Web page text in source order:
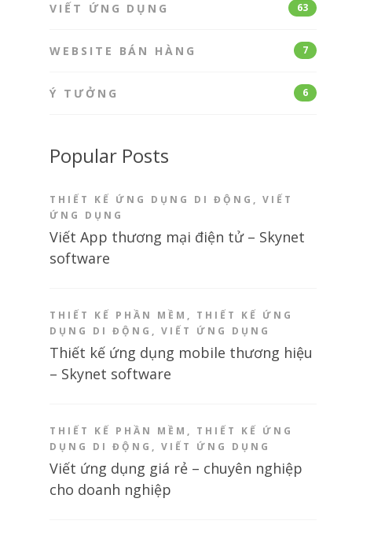
VIẾT ỨNG DỤNG 63
WEBSITE BÁN HÀNG 7
Ý TƯỞNG 6
Popular Posts
THIẾT KẾ ỨNG DỤNG DI ĐỘNG , VIẾT
ỨNG DỤNG
Viết App thương mại điện tử – Skynet
software
THIẾT KẾ PHẦN MỀM , THIẾT KẾ ỨNG
DỤNG DI ĐỘNG , VIẾT ỨNG DỤNG
Thiết kế ứng dụng mobile thương hiệu
– Skynet software
THIẾT KẾ PHẦN MỀM , THIẾT KẾ ỨNG
DỤNG DI ĐỘNG , VIẾT ỨNG DỤNG
Viết ứng dụng giá rẻ – chuyên nghiệp
cho doanh nghiệp